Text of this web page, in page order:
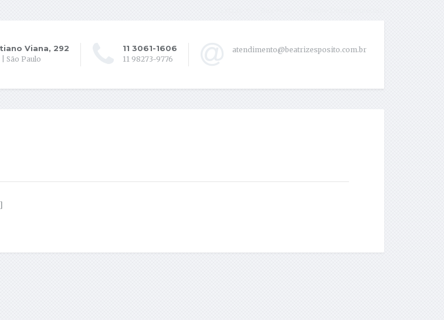
Viana, 292
São Paulo
11 3061-1606
11 98273-9776
atendimento@beatrizesposito.com.br